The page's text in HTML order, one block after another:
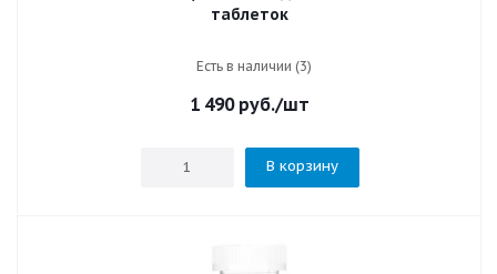
таблеток
Есть в наличии (3)
1 490руб./шт
В корзину